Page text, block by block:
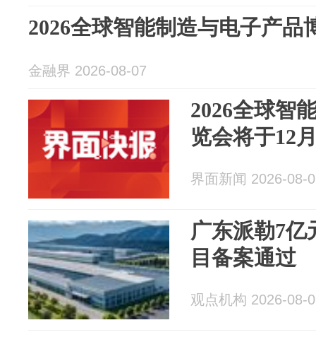
2026全球智能制造与电子产品
金融界 2026-08-07
2026全球智
览会将于12
界面新闻 2026-08-
广东派勒7亿
目备案通过
观点机构 2026-08-